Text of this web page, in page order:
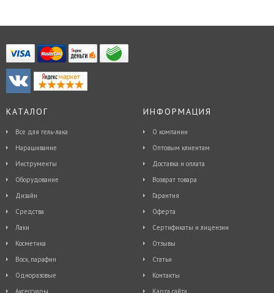
КАТАЛОГ
Все для гель-лака
Наращивание
Инструменты
Оборудование
Дизайн
Средства
Лаки
Косметика
Воск, парафин
Одноразовые
Аксессуары
ИНФОРМАЦИЯ
О компании
Оптовым клиентам
Доставка и оплата
Возврат товара
Гарантия
Оферта
Сертификаты и лицензии
Отзывы
Статьи
Контакты
Карта сайта